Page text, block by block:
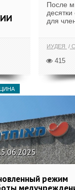
После
для
ИУДЕЯ
415
режим